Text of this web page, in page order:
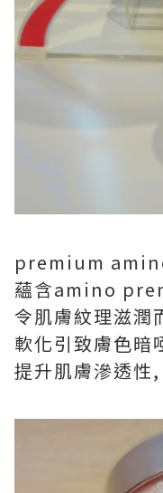
premium
蘊含amino
令肌膚紋理滋潤
軟化引致膚色暗
提升肌膚滲透性